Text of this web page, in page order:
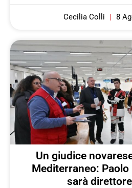
Cecilia Colli 8
Un giudice
Mediterraneo: Paolo
sarà